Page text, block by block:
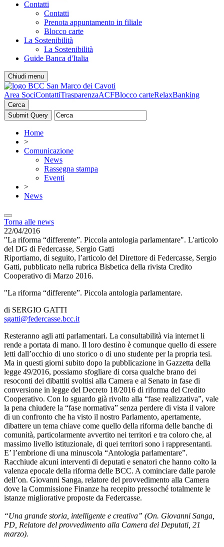
Contatti
Contatti
Prenota appuntamento in filiale
Blocco carte
La Sostenibilità
La Sostenibilità
Guide Banca d'Italia
Chiudi menu
Area SociContattiTrasparenzaACFBlocco carteRelaxBanking
Cerca
Home
>
Comunicazione
News
Rassegna stampa
Eventi
>
News
Torna alle news
22/04/2016
"La riforma “differente”. Piccola antologia parlamentare". L'articolo
del DG di Federcasse, Sergio Gatti
Riportiamo, di seguito, l’articolo del Direttore di Federcasse, Sergio
Gatti, pubblicato nella rubrica Bisbetica della rivista Credito
Cooperativo di Marzo 2016.
"La riforma “differente”. Piccola antologia parlamentare.
di SERGIO GATTI
sgatti@federcasse.bcc.it
Resteranno agli atti parlamentari. La consultabilità via internet li
rende a portata di mano. Il loro destino è comunque quello di essere
letti dall’occhio di uno storico o di uno studente per la propria tesi.
Ma in questi giorni subito dopo la pubblicazione in Gazzetta della
legge 49/2016, possiamo sfogliare di corsa qualche brano dei
resoconti dei dibattiti svoltisi alla Camera e al Senato in fase di
conversione in legge del Decreto 18/2016 di riforma del Credito
Cooperativo. Con lo sguardo già rivolto alla “fase realizzativa”, vale
la pena chiudere la “fase normativa” senza perdere di vista il valore
di un confronto che ha visto il nostro Parlamento, apertamente,
dibattere un tema chiave come quello della riforma delle banche di
comunità, particolarmente avvertito nei territori e tra coloro che, al
massimo livello istituzionale, di quei territori sono i rappresentanti.
E’ l’embrione di una minuscola “Antologia parlamentare”.
Racchiude alcuni interventi di deputati e senatori che hanno colto la
valenza epocale della riforma delle BCC. A cominciare dalle parole
dell’on. Giovanni Sanga, relatore del provvedimento alla Camera
dove la Commissione Finanze ha recepito pressoché totalmente le
istanze migliorative proposte da Federcasse.
“Una grande storia, intelligente e creativa” (On. Giovanni Sanga,
PD, Relatore del provvedimento alla Camera dei Deputati, 21
marzo).